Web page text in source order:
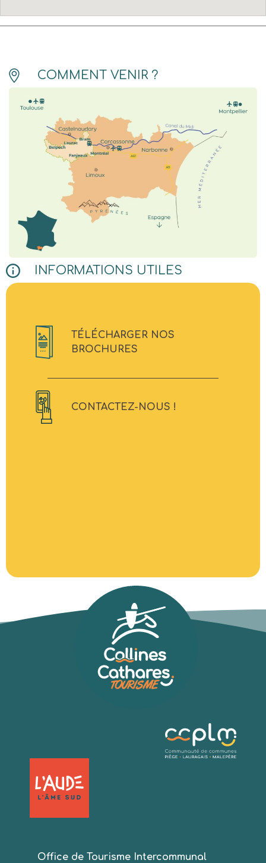
COMMENT VENIR ?
INFORMATIONS UTILES
TÉLÉCHARGER NOS
BROCHURES
CONTACTEZ-NOUS !
Office de Tourisme Intercommunal